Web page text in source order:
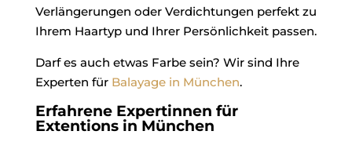
Verlängerungen oder Verdichtungen perfekt zu
Ihrem Haartyp und Ihrer Persönlichkeit passen.
Darf es auch etwas Farbe sein? Wir sind Ihre
Experten für Balayage in München.
Erfahrene Expertinnen für
Extentions in München